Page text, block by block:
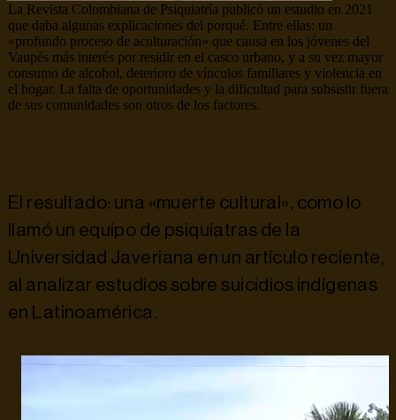
La Revista Colombiana de Psiquiatría publicó un estudio en 2021
que daba algunas explicaciones del porqué. Entre ellas: un
«profundo proceso de aculturación» que causa en los jóvenes del
Vaupés más interés por residir en el casco urbano, y a su vez mayor
consumo de alcohol, deterioro de vínculos familiares y violencia en
el hogar. La falta de oportunidades y la dificultad para subsistir fuera
de sus comunidades son otros de los factores.
El resultado: una «muerte cultural», como lo
llamó un equipo de psiquiatras de la
Universidad Javeriana en un artículo reciente,
al analizar estudios sobre suicidios indígenas
en Latinoamérica.